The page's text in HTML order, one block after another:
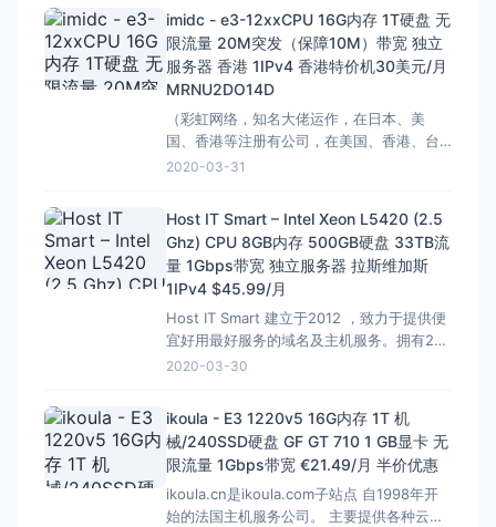
imidc - e3-12xxCPU 16G内存 1T硬盘 无
限流量 20M突发（保障10M）带宽 独立
服务器 香港 1IPv4 香港特价机30美元/月
MRNU2DO14D
（彩虹网络，知名大佬运作，在日本、美
国、香港等注册有公司，在美国、香港、台
湾、南非托管N个机柜），目前香港和台湾的
+Windows 7、10、server 2008、2012、
2016、2019的中文版！就这个性
2020-03-31
Host IT Smart – Intel Xeon L5420 (2.5
Ghz) CPU 8GB内存 500GB硬盘 33TB流
量 1Gbps带宽 独立服务器 拉斯维加斯
1IPv4 $45.99/月
Host IT Smart 建立于2012 ，致力于提供便
宜好用最好服务的域名及主机服务。拥有2个
自己的数据中心，分别位于印度和美国。印
7*24的技术支持及99.99%可用性保证. 可以
在这里查看他们的ToS/服务条款.
2020-03-30
ikoula - E3 1220v5 16G内存 1T 机
械/240SSD硬盘 GF GT 710 1 GB显卡 无
限流量 1Gbps带宽 €21.49/月 半价优惠
ikoula.cn是ikoula.com子站点 自1998年开
始的法国主机服务公司。 主要提供各种云服